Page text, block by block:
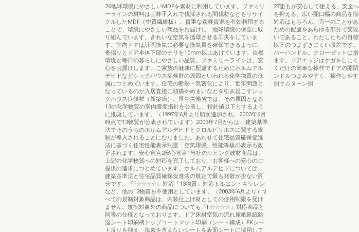
26地球環境にやさしいMDFを素材に利用しています。ファミリ
ーラインの材料は山林手入れで伐採される間伐材などをリサイ
クルしたMDF（中質繊維板）。貴重な森林資源を有効利用する
ことで、環境にやさしい商品をお届けし、地球環境の保全に取
り組んでいます。きれいな空気を循環させる工夫をしていま
す。室内ドアは計画換気に必要な換気量を確保できるように、
沓摺りとドア本体下部のチリを10mm以上あけています。自然
環境と毎日の暮らしにやさしい品質。ファミリーラインは、安
心をお届けします。ご家族の健康に配慮するためにホルムアル
デヒドなどシックハウス症候群の原因といわれる化学物質の低
減につとめています。住宅の断熱・気密化により、近年問題と
なっているのが入居直後に頭痛やめまいなどを引き起こすシッ
クハウス症候群（新築病）。厚生労働省では、その原因となる
13の化学物質の室内濃度指針を公表し、指針値以下とするよう
に推奨しています。（1997年6月より順次追加され、2003年6月
時点で13物質が公表されています）2003年7月からは、建築基準
法でそのうちのホルムアルデヒドとクロルピリホスに関する規
制が導入されることになりました。あわせて住宅品質確保促進
法に基づく住宅性能表示制度「空気環境」性能等級の表示も改
正されます。安心宣言2安心宣言1当社のリビング建材商品は、
上記の化学物質への対応を完了しており、お客様への安心のご
提供の追求につとめています。ホルムアルデヒドについては、
建築基準法と住宅品質確保促進法の規定で最も発散が少ない区
分です。『F☆☆☆☆』対応『13物質』対応トルエン・キシレン
など、他の12物質を不使用としています。（2003年6月より）す
べての規制対象商品は、内装仕上げ材としての使用制限を受け
ません。規制対象外の商品についても『F☆☆☆☆』対応商品と
同等の仕様となっております。ドア床材空気の流れ原紙原紙防
湿シート印刷柄トップコートマット印刷（シート構成）FKシー
ト反りを抑え、塩素を含まないシートを表面シートに採用して
27誰もが安心して使える。安全
を抑える、広い開口幅の商品を
対応はもちろん、万一のことが
ための配慮をあらゆる部分で実
いであること。わたしたちの目
以下のつまずきにくい段差です
バーハンドル。クローゼットは
ます。ドアエッジはケガをしに
くだけの簡単な操作でドアの開
ンドルつまみやすく、操作しや
側サムターン側